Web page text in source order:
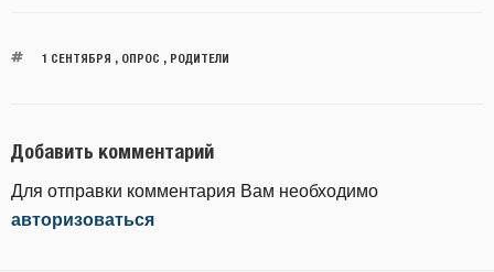
1 СЕНТЯБРЯ ОПРОС РОДИТЕЛИ
Добавить комментарий
Для отправки комментария Вам необходимо
авторизоваться